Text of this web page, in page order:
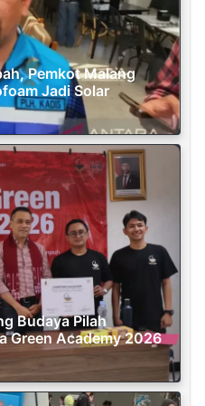
Pemkot Malang
Jadi Solar
Budaya Pilah
Green Academy 2026